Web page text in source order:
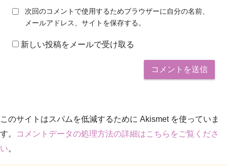
次回のコメントで使用するためブラウザーに自分の名前、
メールアドレス、サイトを保存する。
新しい投稿をメールで受け取る
このサイトはスパムを低減するために Akismet を使っていま
す。
コメントデータの処理方法の詳細はこちらをご覧くださ
い。